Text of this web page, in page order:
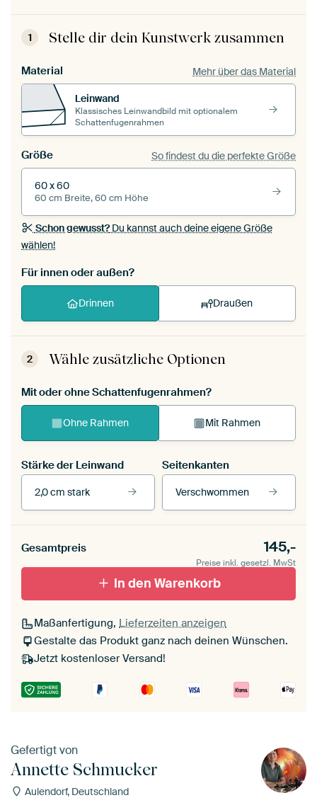
1 Stelle dir dein Kunstwerk zusammen
Material Mehr über das Material
Leinwand
Klassisches Leinwandbild mit optionalem
Schattenfugenrahmen
Größe So findest du die perfekte Größe
60 x 60
60 cm Breite, 60 cm Höhe
Schon gewusst?Du kannst auch deine eigene Größe
wählen!
Für innen oder außen?
Drinnen Draußen
2 Wähle zusätzliche Optionen
Mit oder ohne Schattenfugenrahmen?
Ohne Rahmen Mit Rahmen
Stärke der Leinwand
2,0 cm stark
Seitenkanten
Verschwommen
Mit Schattenfugenrahmen,
schwarz
Mit Schattenfugenrahmen,
weiß
Leinwand für
Seitenkanten
Gesamtpreis 145,-
Preise inkl. gesetzl. MwSt
In den Warenkorb
Maßanfertigung, Lieferzeiten anzeigen
Gestalte das Produkt ganz nach deinen Wünschen.
Jetzt kostenloser Versand!
Gefertigt von
Annette Schmucker
Aulendorf, Deutschland